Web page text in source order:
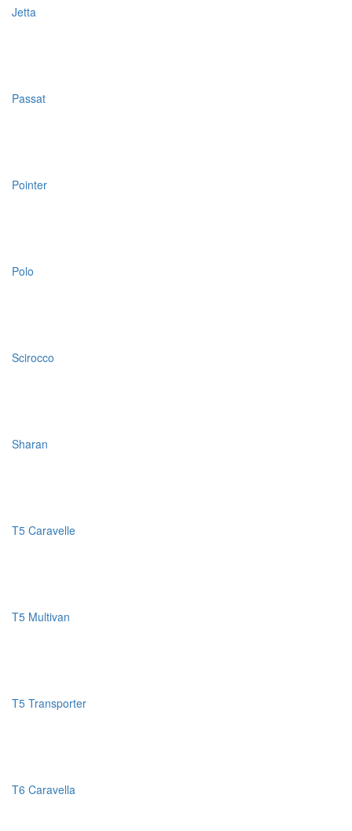
Jetta
Passat
Pointer
Polo
Scirocco
Sharan
T5 Caravelle
T5 Multivan
T5 Transporter
T6 Caravella